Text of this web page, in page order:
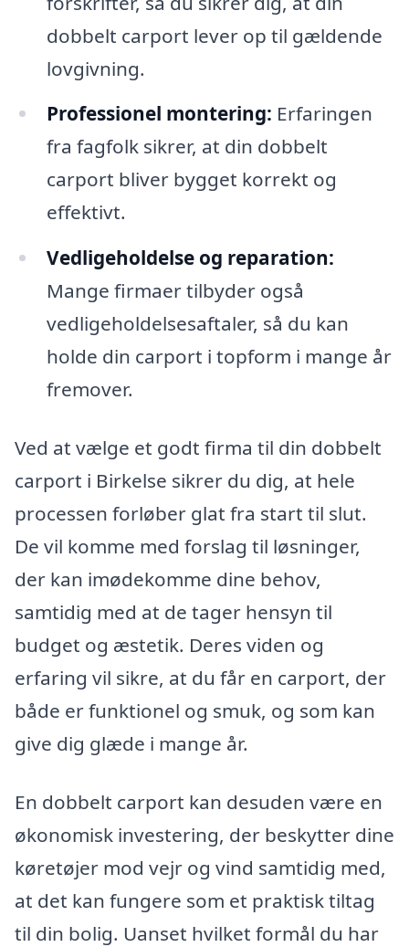
dobbelt carport lever op til gældende
lovgivning.
Professionel montering: Erfaringen
fra fagfolk sikrer, at din dobbelt
carport bliver bygget korrekt og
effektivt.
Vedligeholdelse og reparation:
Mange firmaer tilbyder også
vedligeholdelsesaftaler, så du kan
holde din carport i topform i mange år
fremover.
Ved at vælge et godt firma til din dobbelt
carport i Birkelse sikrer du dig, at hele
processen forløber glat fra start til slut.
De vil komme med forslag til løsninger,
der kan imødekomme dine behov,
samtidig med at de tager hensyn til
budget og æstetik. Deres viden og
erfaring vil sikre, at du får en carport, der
både er funktionel og smuk, og som kan
give dig glæde i mange år.
En dobbelt carport kan desuden være en
økonomisk investering, der beskytter dine
køretøjer mod vejr og vind samtidig med,
at det kan fungere som et praktisk tiltag
til din bolig. Uanset hvilket formål du har